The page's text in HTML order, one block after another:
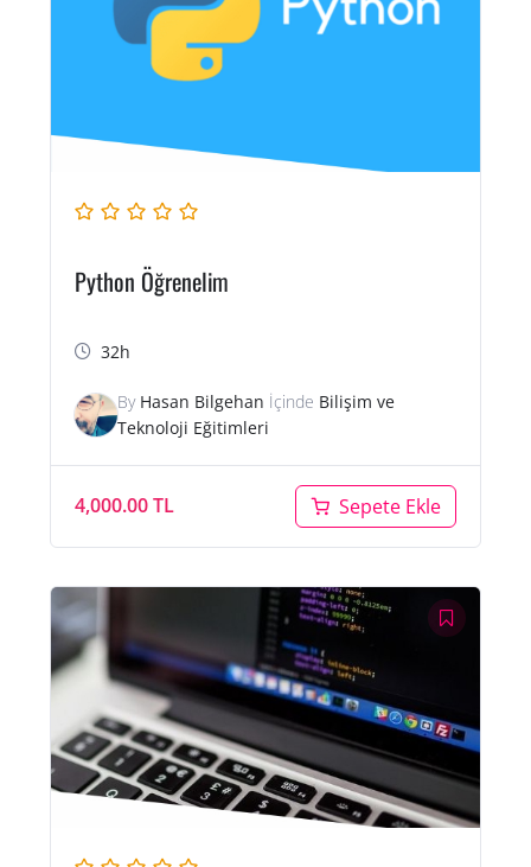
Python Öğrenelim
32h
By Hasan Bilgehan İçinde Bilişim ve
Teknoloji Eğitimleri
4,000.00TL Sepete Ekle